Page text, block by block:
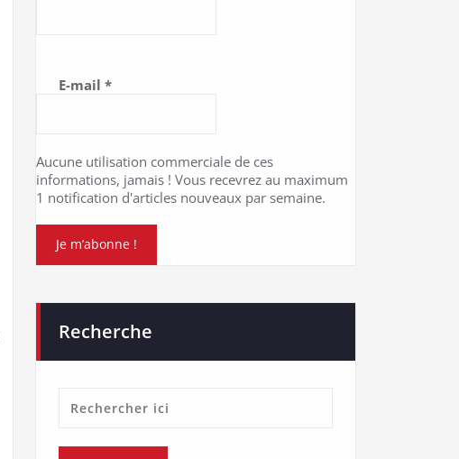
E-mail *
Aucune utilisation commerciale de ces
informations, jamais ! Vous recevrez au maximum
1 notification d'articles nouveaux par semaine.
Recherche